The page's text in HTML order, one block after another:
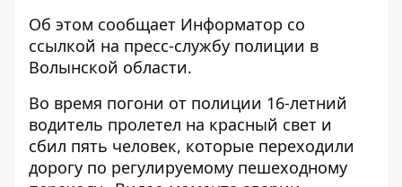
Об этом сообщает Информатор со
ссылкой на пресс-службу полиции в
Волынской области.
Во время погони от полиции 16-летний
водитель пролетел на красный свет и
сбил пять человек, которые переходили
дорогу по регулируемому пешеходному